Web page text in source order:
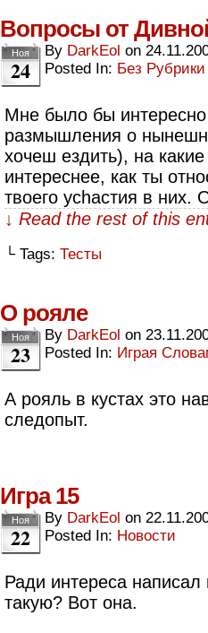
Вопросы от
Ноя
24
By DarkEol on
Posted In: Без Рубрики
Мне было бы
размышления о
хочеш ездить), на
интереснее, как ты
твоего уchастия в
↓ Read the rest of this
└ Tags: Тесты
О рояле
Ноя
23
By DarkEol on
Posted In: Играя
А рояль в кустах это
следопыт.
Игра 15
Ноя
22
By DarkEol on
Posted In: Новости
Ради интереса написал
такую? Вот она.